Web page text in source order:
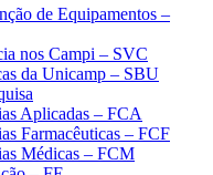
de Equipamentos –
nos Campi – SVC
da Unicamp – SBU
Aplicadas – FCA
Farmacêuticas – FCF
Médicas – FCM